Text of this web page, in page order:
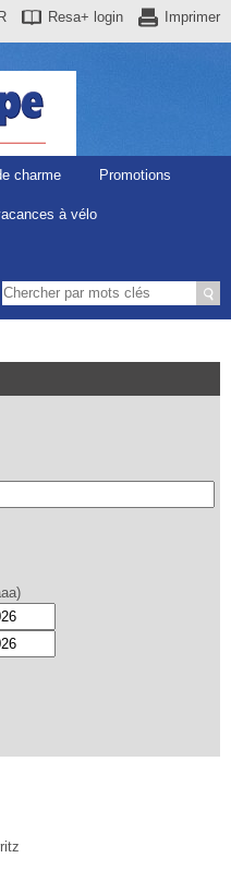
Imprimer
Resa+ login
charme Promotions
à vélo